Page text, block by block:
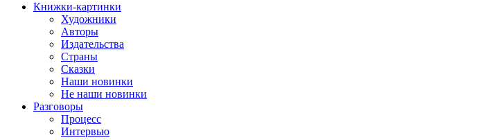
Книжки-картинки
Художники
Авторы
Издательства
Страны
Сказки
Наши новинки
Не наши новинки
Разговоры
Процесс
Интервью